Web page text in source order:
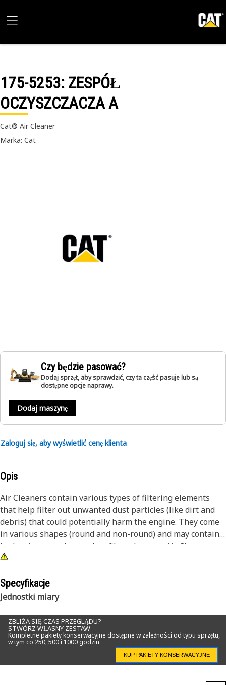
175-5253: ZESPÓŁ
OCZYSZCZACZA A
Cat® Air Cleaner
Marka: Cat
Czy będzie pasować?
Dodaj sprzęt, aby sprawdzić, czy ta część pasuje lub są
dostępne opcje naprawy.
Dodaj maszynę
Zaloguj się, aby wyświetlić cenę klienta
Opis
Air Cleaners contain various types of filtering elements
that help filter out unwanted dust particles (like dirt and
debris) that could potentially harm the engine. They come
in various shapes (round and non-round) and may contain
both primary and secondary filter elements.Air Cleaners
can be engine or remote-mounted.
Attributes:
• Captures and filters airborne contaminants from intake
• Prevents unfiltered air from bypassing the filter
Specyfikacje
Jednostki miary
ZBLIŻA SIĘ CZAS PRZEGLĄDU?
STWÓRZ WŁASNY ZESTAW
Kompletne pakiety konserwacyjne dostępne w zależności od typu sprzętu,
w tym co 250, 500 i 1000 godzin.
KUP PAKIETY KONSERWACYJNE